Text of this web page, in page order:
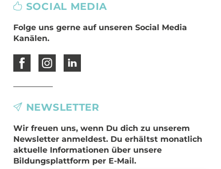
SOCIAL MEDIA
Folge uns gerne auf unseren Social Media
Kanälen.
NEWSLETTER
Wir freuen uns, wenn Du dich zu unserem
Newsletter anmeldest. Du erhältst monatlich
aktuelle Informationen über unsere
Bildungsplattform per E-Mail.